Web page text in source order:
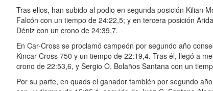
Tras ellos, han subido al podio en segunda posición Kilian
Falcón con un tiempo de 24:22,5; y en tercera posición
Déniz con un crono de 24:39,7.
En Car-Cross se proclamó campeón por segundo año
Kincar Cross 750 y un tiempo de 22:19,4. Tras él, llegó a
crono de 22:53,6, y Sergio O. Bolaños Santana con un
Por su parte, en quads el ganador también por segundo